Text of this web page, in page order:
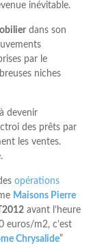
inévitable.
dans son
par le
niches
devenir
des prêts par
les ventes.
opérations
Maisons Pierre
avant l’heure
euros/m2, c’est
Chrysalide”